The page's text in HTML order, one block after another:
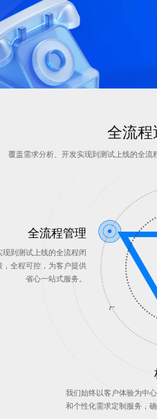
全流程
覆盖需求分析、开发实现到测试上线的全
全流程管理
到测试上线的全流程闭
全程可控，为客户提供
省心一站式服务。
我们始终以客户体验为中
和个性化需求定制服务，